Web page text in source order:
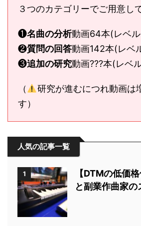
３つのカテゴリーでご用意し
❶名曲の分析動画64本(レベ
❷質問の回答動画142本(レベ
❸追加の研究動画???本(レベ
（
研究が進むにつれ動画は
す）
人気の記事一覧
1
【DTMの低価
と副業作曲家の